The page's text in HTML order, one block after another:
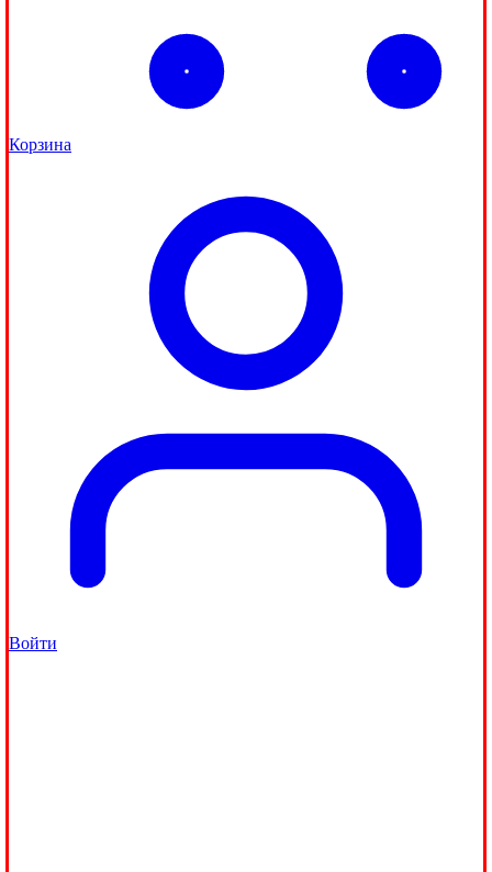
Корзина
Войти